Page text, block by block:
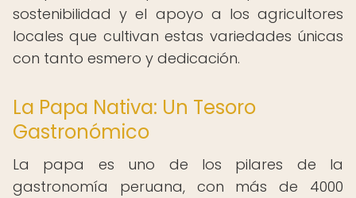
sostenibilidad y el apoyo a los agricultores
locales que cultivan estas variedades únicas
con tanto esmero y dedicación.
La Papa Nativa: Un Tesoro
Gastronómico
La papa es uno de los pilares de la
gastronomía peruana, con más de 4000